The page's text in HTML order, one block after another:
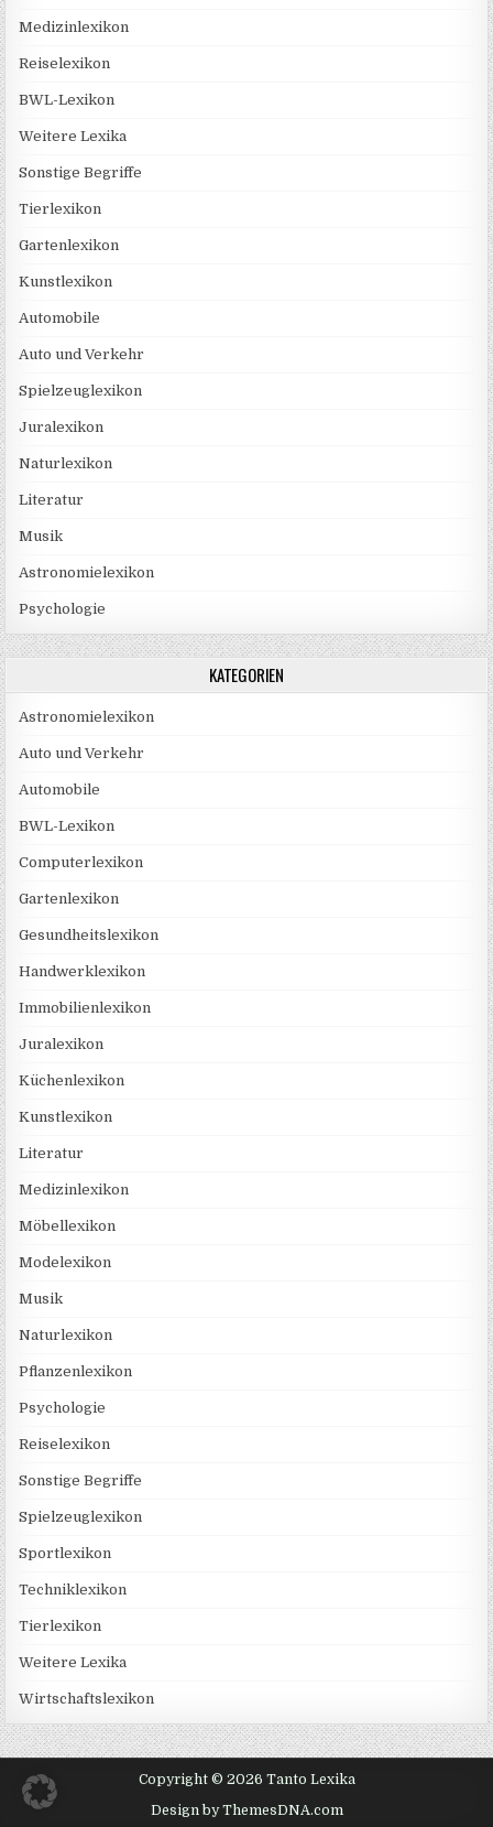
Medizinlexikon
Reiselexikon
BWL-Lexikon
Weitere Lexika
Sonstige Begriffe
Tierlexikon
Gartenlexikon
Kunstlexikon
Automobile
Auto und Verkehr
Spielzeuglexikon
Juralexikon
Naturlexikon
Literatur
Musik
Astronomielexikon
Psychologie
KATEGORIEN
Astronomielexikon
Auto und Verkehr
Automobile
BWL-Lexikon
Computerlexikon
Gartenlexikon
Gesundheitslexikon
Handwerklexikon
Immobilienlexikon
Juralexikon
Küchenlexikon
Kunstlexikon
Literatur
Medizinlexikon
Möbellexikon
Modelexikon
Musik
Naturlexikon
Pflanzenlexikon
Psychologie
Reiselexikon
Sonstige Begriffe
Spielzeuglexikon
Sportlexikon
Techniklexikon
Tierlexikon
Weitere Lexika
Wirtschaftslexikon
Copyright © 2026 Tanto Lexika
Design by ThemesDNA.com